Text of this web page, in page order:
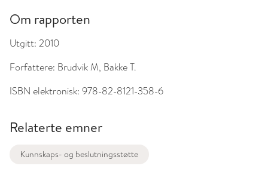
Om rapporten
Utgitt: 2010
Forfattere: Brudvik M, Bakke T.
ISBN elektronisk: 978-82-8121-358-6
Relaterte emner
Kunnskaps- og beslutningsstøtte